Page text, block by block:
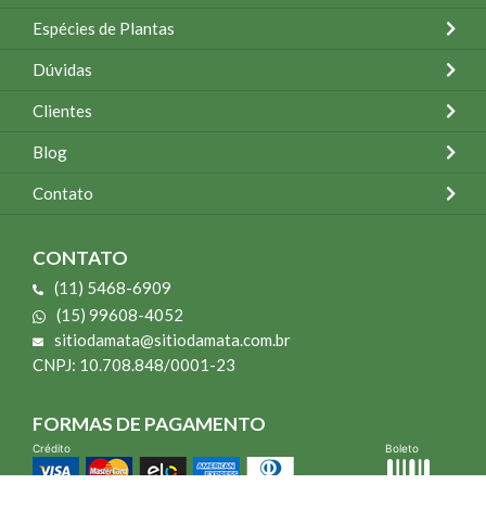
Espécies de Plantas
Dúvidas
Clientes
Blog
Contato
CONTATO
(11) 5468-6909
(15) 99608-4052
sitiodamata@sitiodamata.com.br
CNPJ: 10.708.848/0001-23
FORMAS DE PAGAMENTO
Crédito Boleto